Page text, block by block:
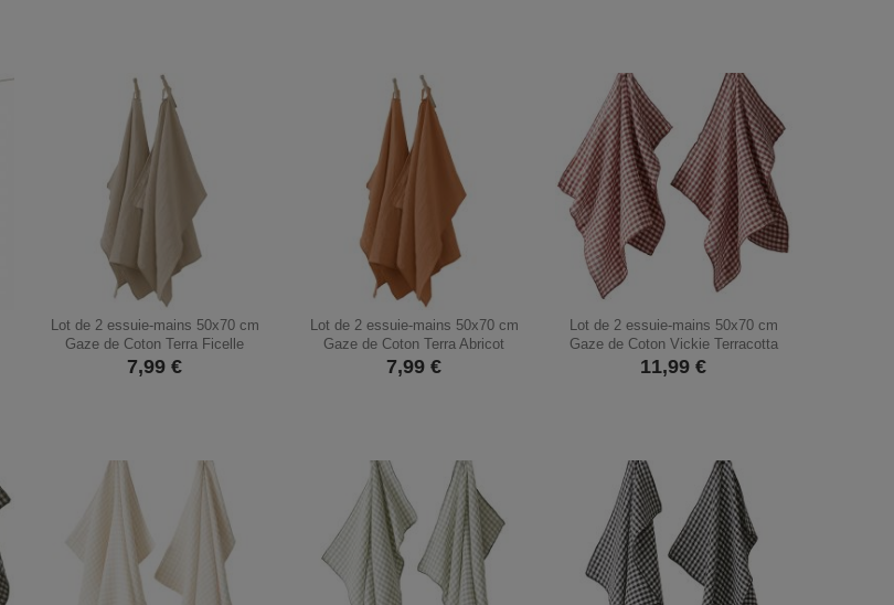
Lot de 2 essuie-mains 50x70 cm
Gaze de Coton Terra Ficelle
7,99 €
Lot de 2 essuie-mains 50x70 cm
Gaze de Coton Terra Abricot
7,99 €
Lot de 2 essuie-mains 50x70 cm
Gaze de Coton Vickie Terracotta
11,99 €